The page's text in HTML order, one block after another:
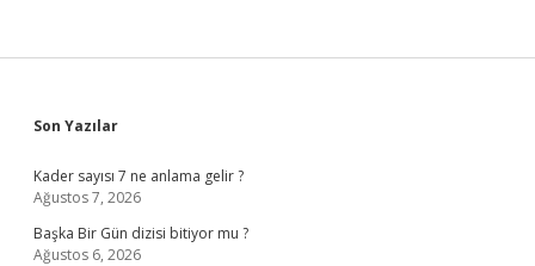
Sidebar
Son Yazılar
Kader sayısı 7 ne anlama gelir ?
Ağustos 7, 2026
Başka Bir Gün dizisi bitiyor mu ?
Ağustos 6, 2026